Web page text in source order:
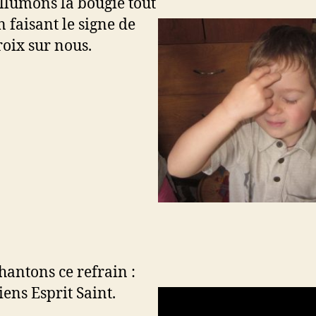
faisant le signe de
sur nous.
ce refrain :
Esprit Saint.